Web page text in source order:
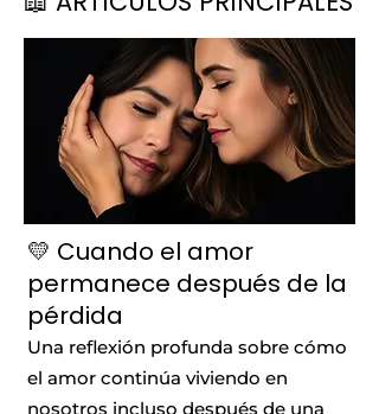
💛 Cuando el amor
permanece después de la
pérdida
Una reflexión profunda sobre cómo
el amor continúa viviendo en
nosotros incluso después de una